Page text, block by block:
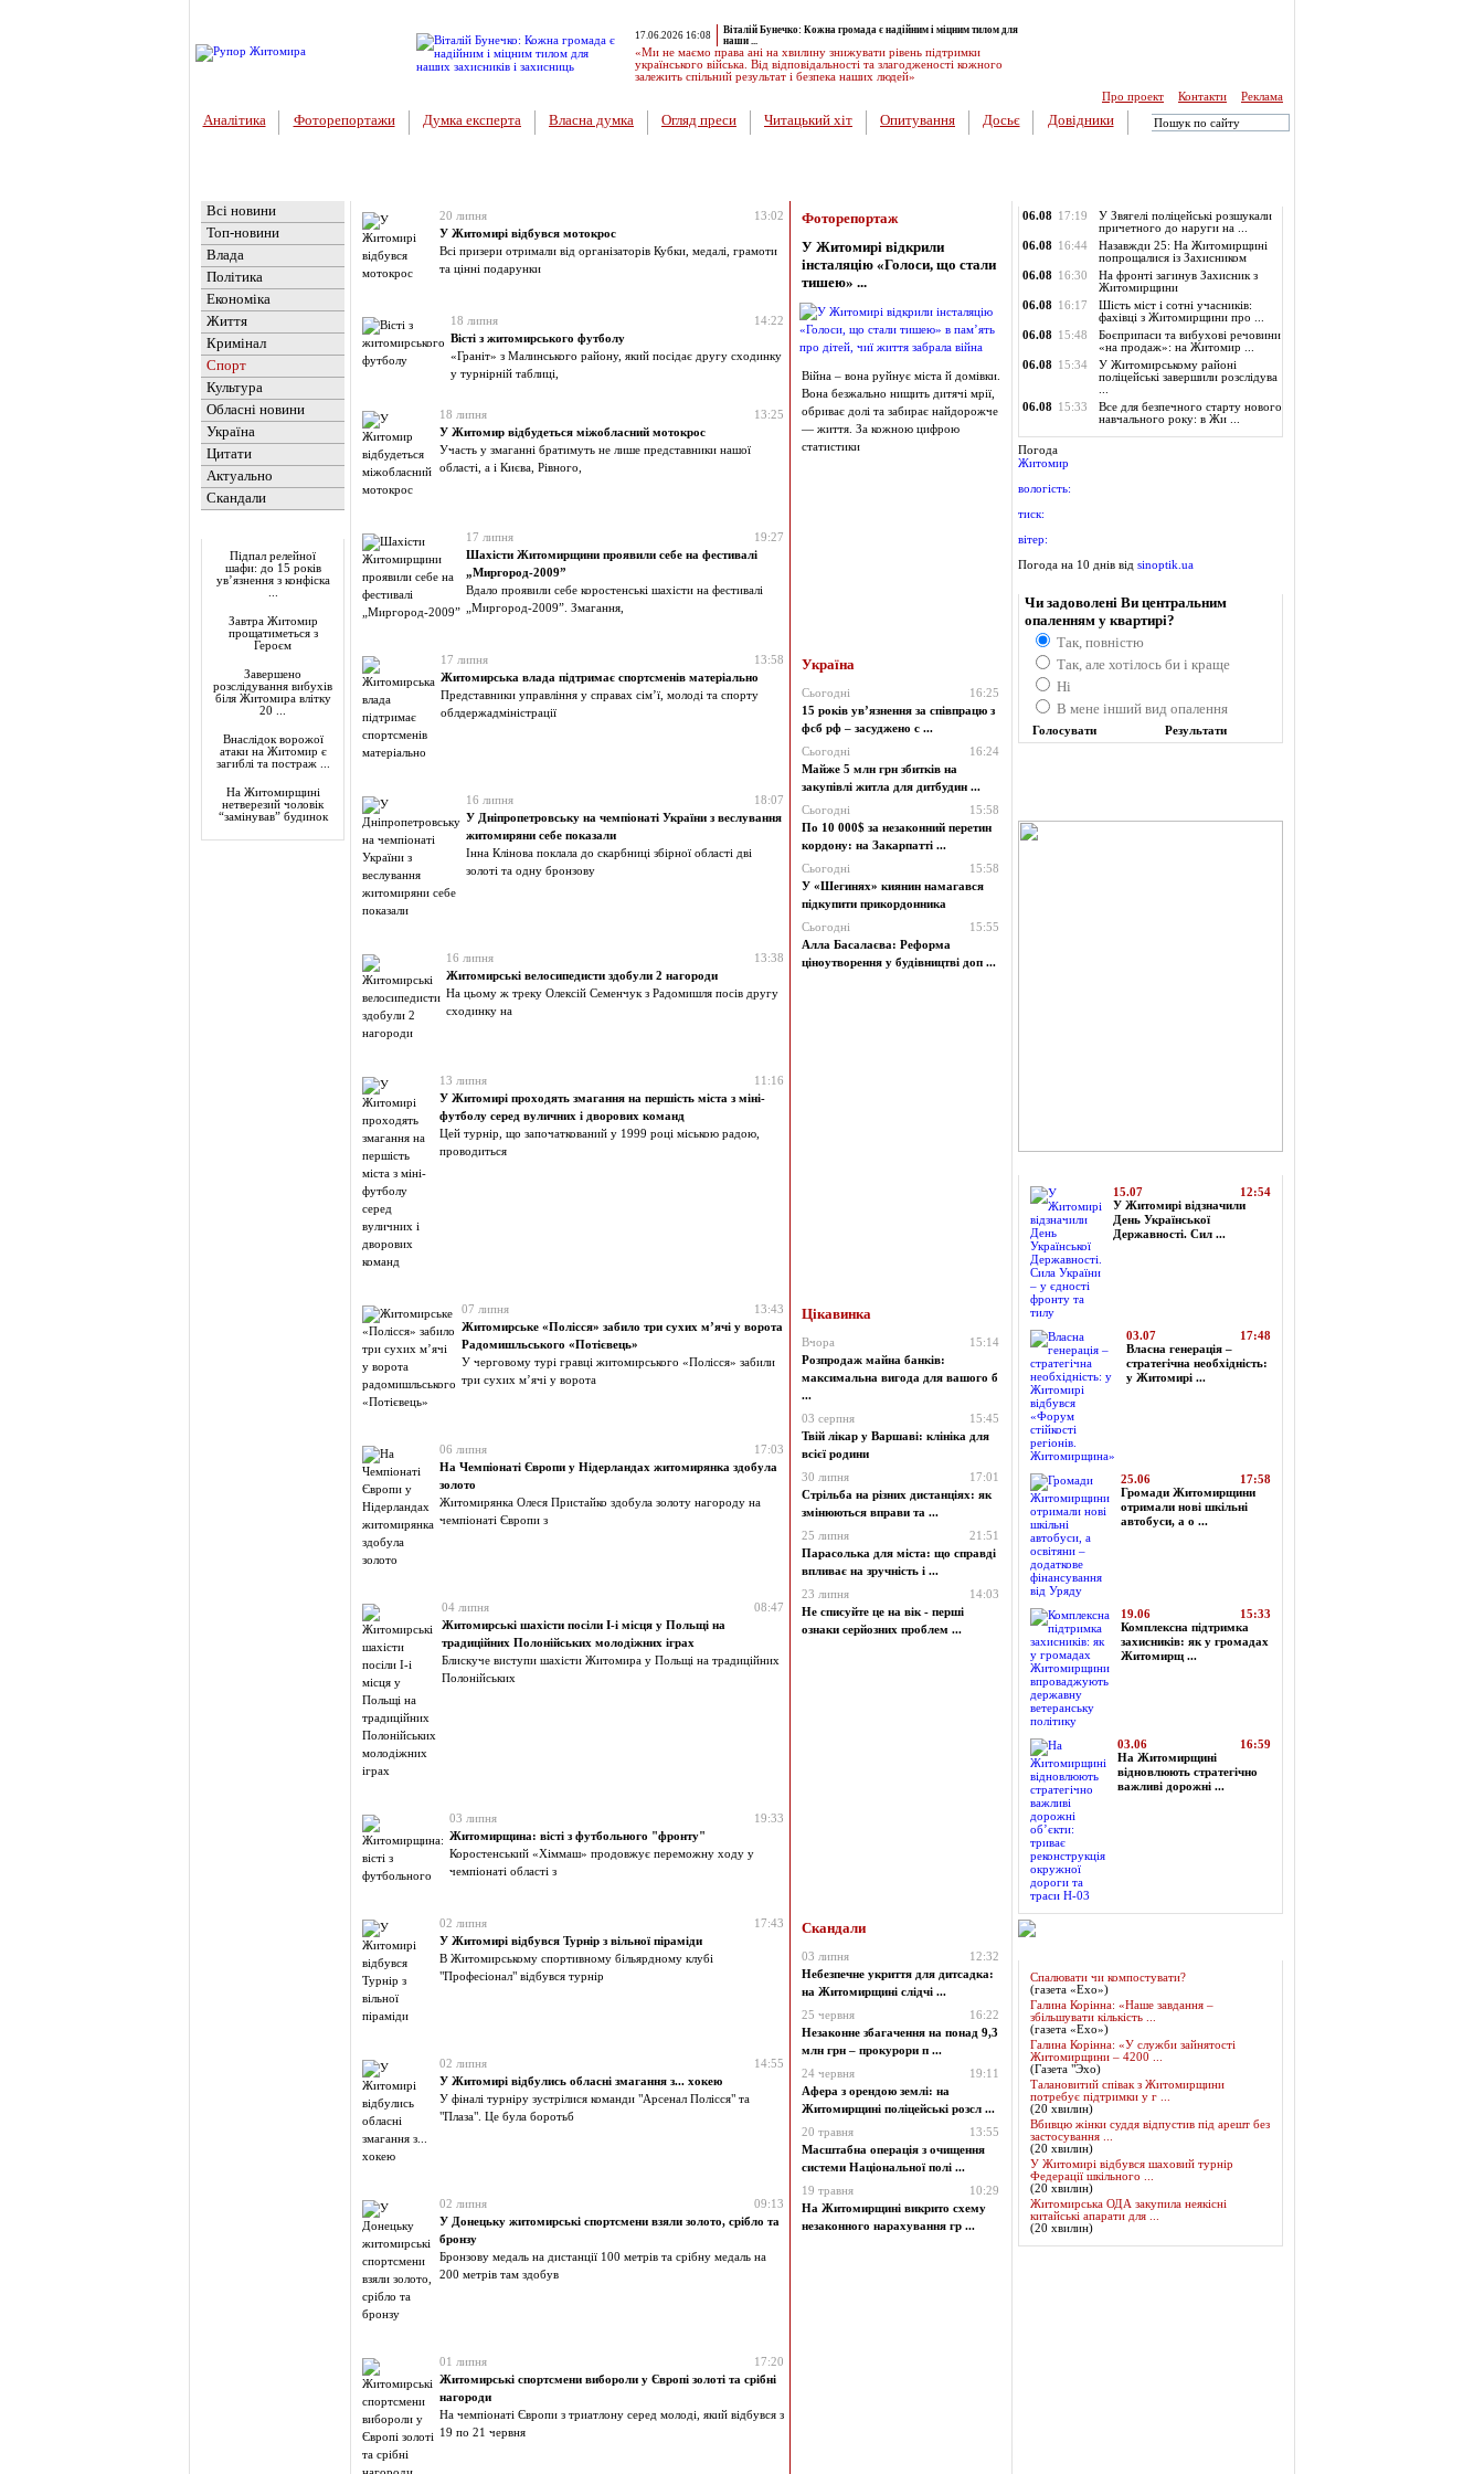
17.06.2026 16:08
Віталій Бунечко: Кожна громада є надійним і міцним тилом для
наши ...
«Ми не маємо права ані на хвилину знижувати рівень підтримки
українського війська. Від відповідальності та злагодженості кожного
залежить спільний результат і безпека наших людей»
Про проект
Контакти Реклама
Аналітика Фоторепортажи Думка експерта Власна думка Огляд преси Читацький хіт Опитування Досьє Довідники
Всі новини
Топ-новини
Влада
Політика
Економіка
Життя
Кримінал
Спорт
Культура
Обласні новини
Україна
Цитати
Актуально
Скандали
Підпал релейної
шафи: до 15 років
ув’язнення з конфіска
Завтра Житомир
прощатиметься з
Героєм
Завершено
розслідування вибухів
біля Житомира влітку
20 ...
Внаслідок ворожої
атаки на Житомир є
загиблі та постраж ...
На Житомирщині
нетверезий чоловік
“замінував” будинок
20 липня
13:02
У Житомирі відбувся мотокрос
Всі призери отримали від організаторів Кубки, медалі, грамоти
та цінні подарунки
Фоторепортаж
У Житомирі відкрили
інсталяцію «Голоси, що стали
тишею» ...
Війна – вона руйнує міста й домівки.
Вона безжально нищить дитячі мрії,
обриває долі та забирає найдорожче
— життя. За кожною цифрою
статистики
18 липня
14:22
Вісті з житомирського футболу
«Граніт» з Малинського району, який посідає другу сходинку
у турнірній таблиці,
18 липня
13:25
У Житомир відбудеться міжобласний мотокрос
Участь у змаганні братимуть не лише представники нашої
області, а і Києва, Рівного,
17 липня
19:27
Шахісти Житомирщини проявили себе на фестивалі
„Миргород-2009”
Вдало проявили себе коростенські шахісти на фестивалі
„Миргород-2009”. Змагання,
17 липня
13:58
Житомирська влада підтримає спортсменів матеріально
Представники управління у справах сім’ї, молоді та спорту
облдержадміністрації
Україна
Сьогодні
16:25
15 років ув’язнення за співпрацю з
фсб рф – засуджено с ...
Сьогодні
16:24
Майже 5 млн грн збитків на
закупівлі житла для дитбудин ...
Сьогодні
15:58
По 10 000$ за незаконний перетин
кордону: на Закарпатті ...
Сьогодні
15:58
У «Шегинях» киянин намагався
підкупити прикордонника
Сьогодні
15:55
Алла Басалаєва: Реформа
ціноутворення у будівництві доп ...
16 липня
18:07
У Дніпропетровську на чемпіонаті України з веслування
житомиряни себе показали
Інна Клінова поклала до скарбниці збірної області дві
золоті та одну бронзову
16 липня
13:38
Житомирські велосипедисти здобули 2 нагороди
На цьому ж треку Олексій Семенчук з Радомишля посів другу
сходинку на
13 липня
11:16
У Житомирі проходять змагання на першість міста з міні-
футболу серед вуличних і дворових команд
Цей турнір, що започаткований у 1999 році міською радою,
проводиться
07 липня
13:43
Житомирське «Полісся» забило три сухих м’ячі у ворота
Радомишльського «Потієвець»
У черговому турі гравці житомирського «Полісся» забили
три сухих м’ячі у ворота
Цікавинка
Вчора
15:14
Розпродаж майна банків:
максимальна вигода для вашого б
...
03 серпня
15:45
Твій лікар у Варшаві: клініка для
всієї родини
30 липня
17:01
Стрільба на різних дистанціях: як
змінюються вправи та ...
25 липня
21:51
Парасолька для міста: що справді
впливає на зручність і ...
23 липня
14:03
Не списуйте це на вік - перші
ознаки серйозних проблем ...
06 липня
17:03
На Чемпіонаті Європи у Нідерландах житомирянка здобула
золото
Житомирянка Олеся Пристайко здобула золоту нагороду на
чемпіонаті Європи з
04 липня
08:47
Житомирські шахісти посіли I-і місця у Польщі на
традиційних Полонійських молодіжних іграх
Блискуче виступи шахісти Житомира у Польщі на традиційних
Полонійських
03 липня
19:33
Житомирщина: вісті з футбольного "фронту"
Коростенський «Хіммаш» продовжує переможну ходу у
чемпіонаті області з
02 липня
17:43
У Житомирі відбувся Турнір з вільної піраміди
В Житомирському спортивному більярдному клубі
"Професіонал" відбувся турнір
Скандали
03 липня
12:32
Небезпечне укриття для дитсадка:
на Житомирщині слідчі ...
25 червня
16:22
Незаконне збагачення на понад 9,3
млн грн – прокурори п ...
24 червня
19:11
Афера з орендою землі: на
Житомирщині поліцейські розсл ...
20 травня
13:55
Масштабна операція з очищення
системи Національної полі ...
19 травня
10:29
На Житомирщині викрито схему
незаконного нарахування гр ...
02 липня
14:55
У Житомирі відбулись обласні змагання з... хокею
У фіналі турніру зустрілися команди "Арсенал Полісся" та
"Плаза". Це була боротьб
02 липня
09:13
У Донецьку житомирські спортсмени взяли золото, срібло та
бронзу
Бронзову медаль на дистанції 100 метрів та срібну медаль на
200 метрів там здобув
01 липня
17:20
Житомирські спортсмени вибороли у Європі золоті та срібні
нагороди
На чемпіонаті Європи з триатлону серед молоді, який відбувся з
19 по 21 червня
06.08 17:19
У Звягелі поліцейські розшукали
причетного до наруги на ...
06.08 16:44
Назавжди 25: На Житомирщині
попрощалися із Захисником
06.08 16:30
На фронті загинув Захисник з
Житомирщини
06.08 16:17
Шість міст і сотні учасників:
фахівці з Житомирщини про ...
06.08 15:48
Боєприпаси та вибухові речовини
«на продаж»: на Житомир ...
06.08 15:34
У Житомирському районі
поліцейські завершили розслідува
06.08 15:33
Все для безпечного старту нового
навчального року: в Жи ...
Погода
Житомир
вологість:
тиск:
вітер:
Погода на 10 днів від sinoptik.ua
Чи задоволені Ви центральним
опаленням у квартирі?
Так, повністю
Так, але хотілось би і краще
Ні
В мене інший вид опалення
15.07
12:54
У Житомирі відзначили
День Української
Державності. Сил ...
03.07
17:48
Власна генерація –
стратегічна необхідність:
у Житомирі ...
25.06
17:58
Громади Житомирщини
отримали нові шкільні
автобуси, а о ...
19.06
15:33
Комплексна підтримка
захисників: як у громадах
Житомирщ ...
03.06
16:59
На Житомирщині
відновлюють стратегічно
важливі дорожні ...
Спалювати чи компостувати?
(газета «Ехо»)
Галина Корінна: «Наше завдання –
збільшувати кількість ...
(газета «Ехо»)
Галина Корінна: «У служби зайнятості
Житомирщини – 4200 ...
(Газета "Эхо)
Талановитий співак з Житомирщини
потребує підтримки у г ...
(20 хвилин)
Вбивцю жінки суддя відпустив під арешт без
застосування ...
(20 хвилин)
У Житомирі відбувся шаховий турнір
Федерації шкільного ...
(20 хвилин)
Житомирська ОДА закупила неякісні
китайські апарати для ...
(20 хвилин)